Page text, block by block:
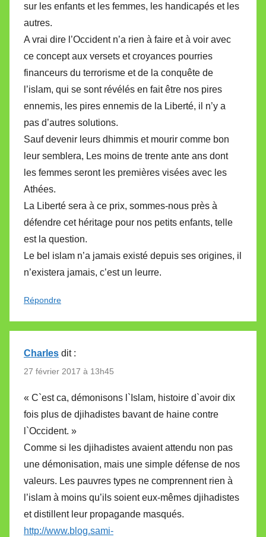
sur les enfants et les femmes, les handicapés et les
autres.
A vrai dire l’Occident n’a rien à faire et à voir avec
ce concept aux versets et croyances pourries
financeurs du terrorisme et de la conquête de
l’islam, qui se sont révélés en fait être nos pires
ennemis, les pires ennemis de la Liberté, il n’y a
pas d’autres solutions.
Sauf devenir leurs dhimmis et mourir comme bon
leur semblera, Les moins de trente ante ans dont
les femmes seront les premières visées avec les
Athées.
La Liberté sera à ce prix, sommes-nous près à
défendre cet héritage pour nos petits enfants, telle
est la question.
Le bel islam n’a jamais existé depuis ses origines, il
n’existera jamais, c’est un leurre.
Répondre
Charles dit :
27 février 2017 à 13h45
« C`est ca, démonisons l`Islam, histoire d`avoir dix
fois plus de djihadistes bavant de haine contre
l`Occident. »
Comme si les djihadistes avaient attendu non pas
une démonisation, mais une simple défense de nos
valeurs. Les pauvres types ne comprennent rien à
l’islam à moins qu’ils soient eux-mêmes djihadistes
et distillent leur propagande masqués.
http://www.blog.sami-